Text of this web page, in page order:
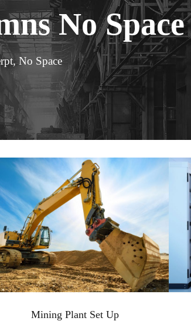
No Space
No Space
Mining Plant Set Up